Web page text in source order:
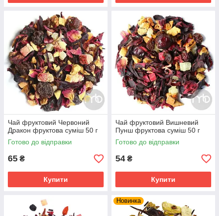
Чай фруктовий Червоний
Дракон фруктова суміш 50 г
Готово до відправки
65 ₴
Купити
Чай фруктовий Вишневий
Пунш фруктова суміш 50 г
Готово до відправки
54 ₴
Купити
Новинка